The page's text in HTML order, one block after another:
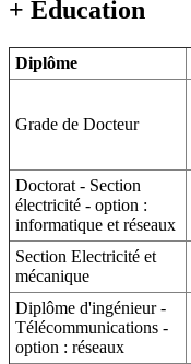
+ Education
Diplôme
Grade de Docteur
Doctorat - Section
électricité - option :
informatique et réseaux
Section Electricité et
mécanique
Diplôme d'ingénieur -
Télécommunications -
option : réseaux